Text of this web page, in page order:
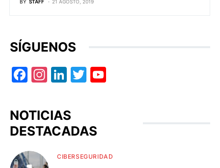
BY STAFF 21 AGOSTO, 2019
SÍGUENOS
Facebook
Instagram
LinkedIn
Twitter
NOTICIAS
DESTACADAS
CIBERSEGURIDAD